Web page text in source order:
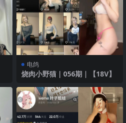
电鸽
烧肉小野猫｜056期｜【18V】